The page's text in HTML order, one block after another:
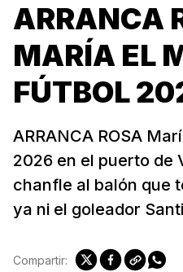
ARRANCA
MARÍA EL
FÚTBOL
ARRANCA ROSA
2026 en el puerto de
chanfle al balón que
ya ni el goleador
Compartir: